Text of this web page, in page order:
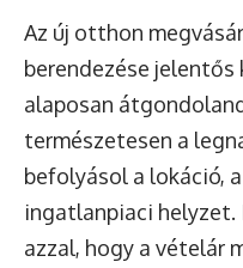
Az új otthon
berendezése jelentős
alaposan
természetesen a
befolyásol a lokáció,
ingatlanpiaci
azzal, hogy a vételár